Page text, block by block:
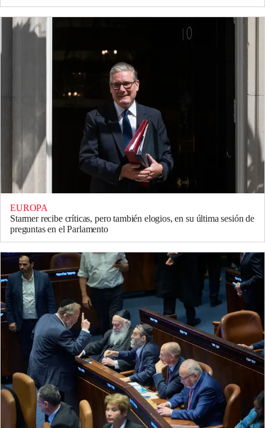
EUROPA
Starmer recibe críticas, pero también elogios, en su última sesión de
preguntas en el Parlamento